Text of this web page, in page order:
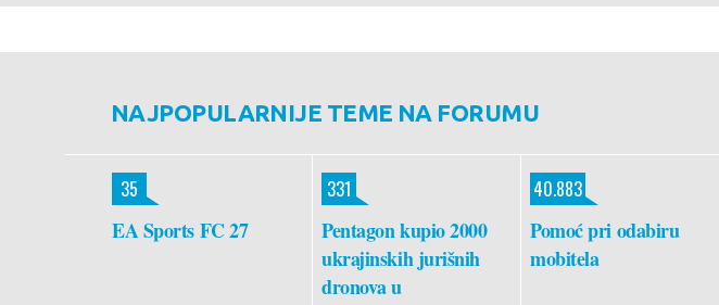
NAJPOPULARNIJE TEME NA FORUMU
EA Sports FC 27
35
Pentagon kupio 2000
ukrajinskih jurišnih
dronova u
331
Pomoć pri odabiru
mobitela
40.883